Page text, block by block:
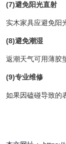
(7)避免阳光直射
实木家具应避免阳
(8)避免潮湿
返潮天气可用薄胶
(9)专业维修
如果因磕碰导致的